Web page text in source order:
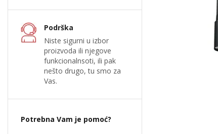
Podrška
Niste sigurni u izbor
proizvoda ili njegove
funkcionalnsoti, ili pak
nešto drugo, tu smo za
Vas.
Potrebna Vam je pomoć?